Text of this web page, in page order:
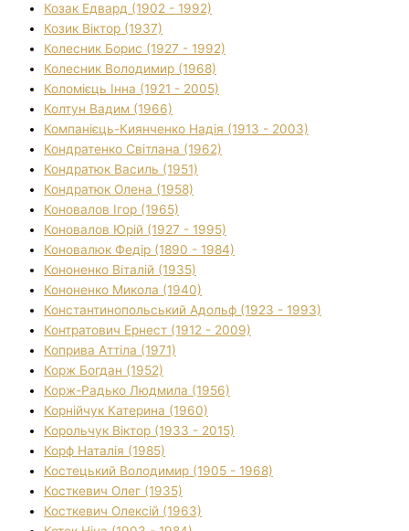
Козак Едвард (1902 - 1992)
Козик Віктор (1937)
Колесник Борис (1927 - 1992)
Колесник Володимир (1968)
Коломієць Інна (1921 - 2005)
Колтун Вадим (1966)
Компанієць-Киянченко Надія (1913 - 2003)
Кондратенко Світлана (1962)
Кондратюк Василь (1951)
Кондратюк Олена (1958)
Коновалов Ігор (1965)
Коновалов Юрій (1927 - 1995)
Коновалюк Федір (1890 - 1984)
Кононенко Віталій (1935)
Кононенко Микола (1940)
Константинопольський Адольф (1923 - 1993)
Контратович Ернест (1912 - 2009)
Коприва Аттіла (1971)
Корж Богдан (1952)
Корж-Радько Людмила (1956)
Корнійчук Катерина (1960)
Корольчук Віктор (1933 - 2015)
Корф Наталія (1985)
Костецький Володимир (1905 - 1968)
Косткевич Олег (1935)
Косткевич Олексій (1963)